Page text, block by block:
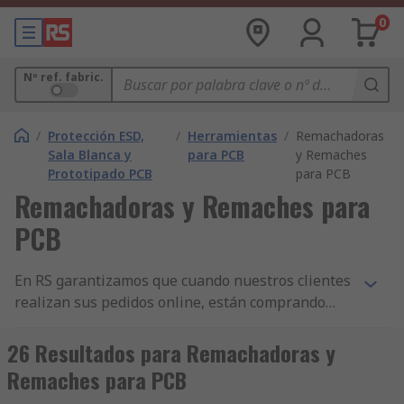
0
Nº ref. fabric.
/ Protección ESD,
Sala Blanca y
Prototipado PCB
/ Herramientas
para PCB
/ Remachadoras
y Remaches
para PCB
Remachadoras y Remaches para
PCB
En RS garantizamos que cuando nuestros clientes
realizan sus pedidos online, están comprando
con las normas de seguridad pertinentes. Hemos
construido nuestra reputación sobre nuestro
servicio al cliente. Todas nuestras gamas de
26 Resultados para Remachadoras y
Remaches para PCB